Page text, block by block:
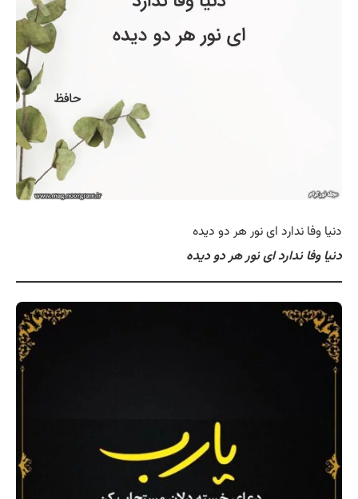
دنیا وفا ندارد ای نور هر دو دیده
دنیا وفا ندارد ای نور هر دو دیده